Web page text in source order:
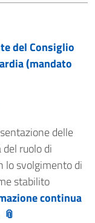
del Consiglio
(mandato
delle
ruolo di
lo svolgimento di
stabilito
continua